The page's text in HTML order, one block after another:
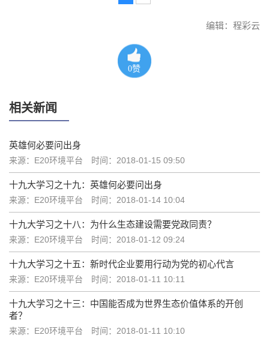
编辑：程彩云
0赞
相关新闻
英雄何必要问出身
来源：E20环境平台 时间：2018-01-15 09:50
十九大学习之十九：英雄何必要问出身
来源：E20环境平台 时间：2018-01-14 10:04
十九大学习之十八：为什么生态建设需要党政同责？
来源：E20环境平台 时间：2018-01-12 09:24
十九大学习之十五：新时代企业要用行动为党的初心代言
来源：E20环境平台 时间：2018-01-11 10:11
十九大学习之十三：中国能否成为世界生态价值体系的开创
者？
来源：E20环境平台 时间：2018-01-11 10:10